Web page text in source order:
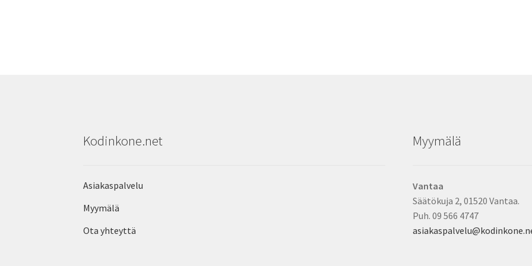
Kodinkone.net
Asiakaspalvelu
Myymälä
Ota yhteyttä
Myymälä
Vantaa
Säätökuja 2, 01520 Vantaa.
Puh. 09 566 4747